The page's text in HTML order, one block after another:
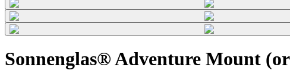
Sonnenglas® Adventure Mount